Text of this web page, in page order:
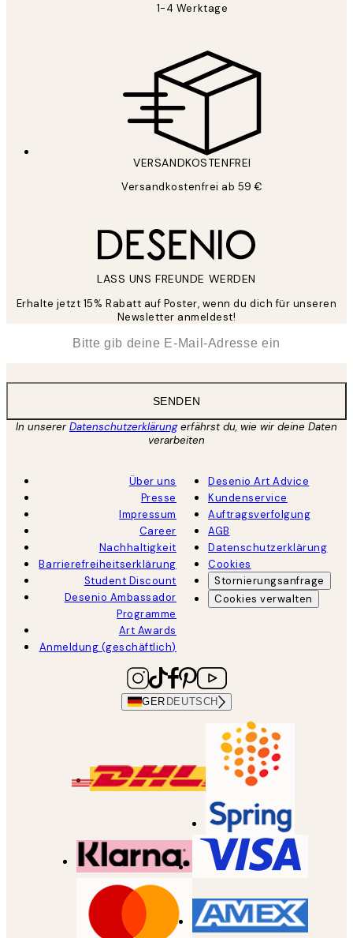
1-4 Werktage
VERSANDKOSTENFREI
Versandkostenfrei ab 59 €
LASS UNS FREUNDE WERDEN
Erhalte jetzt 15% Rabatt auf Poster, wenn du dich für unseren
Newsletter anmeldest!
SENDEN
In unsererDatenschutzerklärungerfährst du, wie wir deine Daten
verarbeiten
Über uns
Presse
Impressum
Career
Nachhaltigkeit
Barrierefreiheitserklärung
Student Discount
Desenio Ambassador
Programme
Art Awards
Anmeldung (geschäftlich)
Desenio Art Advice
Kundenservice
Auftragsverfolgung
AGB
Datenschutzerklärung
Cookies
Stornierungsanfrage
Cookies verwalten
GER DEUTSCH